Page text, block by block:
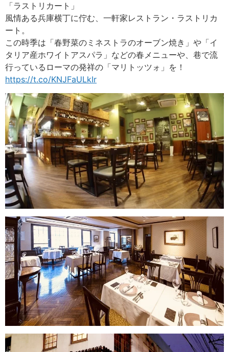
「ラストリカート」
風情ある兵庫横丁に佇む、一軒家レストラン・ラストリカ
ート。
この時季は「春野菜のミネストラのオーブン焼き」や「イ
タリア産ホワイトアスパラ」などの春メニューや、巷で流
行っているローマの発祥の「マリトッツォ」を！
https://t.co/KNJFaULkIr